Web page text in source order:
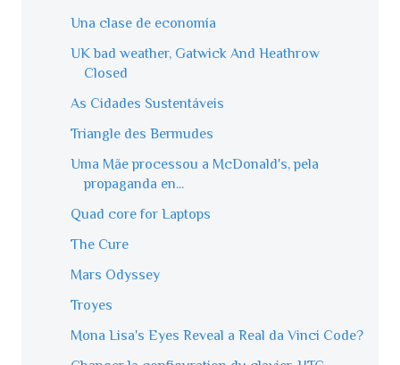
Una clase de economía
UK bad weather, Gatwick And Heathrow
Closed
As Cidades Sustentáveis
Triangle des Bermudes
Uma Mãe processou a McDonald's, pela
propaganda en...
Quad core for Laptops
The Cure
Mars Odyssey
Troyes
Mona Lisa's Eyes Reveal a Real da Vinci Code?